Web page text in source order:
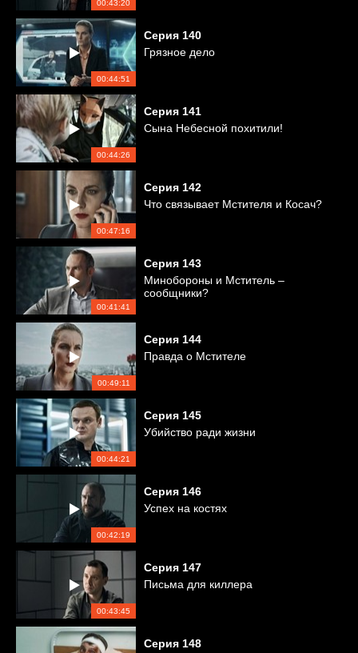
00:43:20
00:44:51
Серия 140
Грязное дело
00:44:26
Серия 141
Сына Небесной похитили!
00:47:16
Серия 142
Что связывает Мстителя и Косач?
00:41:41
Серия 143
Минобороны и Мститель –
сообщники?
00:49:11
Серия 144
Правда о Мстителе
00:44:21
Серия 145
Убийство ради жизни
00:42:19
Серия 146
Успех на костях
00:43:45
Серия 147
Письма для киллера
Серия 148